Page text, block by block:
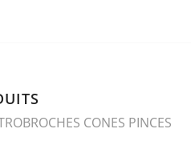
CONES PINCES